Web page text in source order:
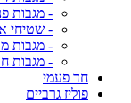
- מגבות
- שטיחי
- מגבות
- מגבות
חד פעמי
פוליז גרביים